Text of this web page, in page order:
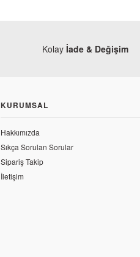
Kolay İade & Değişim
KURUMSAL
Hakkımızda
Sıkça Sorulan Sorular
Sipariş Takip
İletişim